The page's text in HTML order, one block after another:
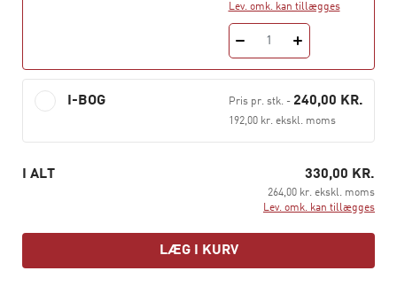
Lev. omk. kan tillægges
1
I-BOG Pris pr. stk.- 240,00 KR.
192,00 kr. ekskl. moms
I ALT 330,00 KR.
264,00 kr. ekskl. moms
Lev. omk. kan tillægges
LÆG I KURV